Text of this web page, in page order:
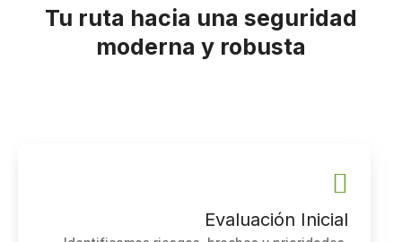
Tu ruta hacia una seguridad
moderna y robusta
Evaluación Inicial